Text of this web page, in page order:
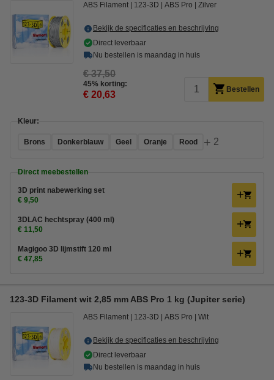
ABS Filament 123-3D ABS Pro Zilver
Bekijk de specificaties en beschrijving
Direct leverbaar
Nu bestellen is maandag in huis
€ 37,50
45% korting:
€ 20,63 Bestellen
Kleur:
Brons Donkerblauw Geel Oranje Rood + 2
Direct meebestellen
3D print nabewerking set
€ 9,50
3DLAC hechtspray (400 ml)
€ 11,50
Magigoo 3D lijmstift 120 ml
€ 47,85
123-3D Filament wit 2,85 mm ABS Pro 1 kg (Jupiter serie)
ABS Filament 123-3D ABS Pro Wit
Bekijk de specificaties en beschrijving
Direct leverbaar
Nu bestellen is maandag in huis